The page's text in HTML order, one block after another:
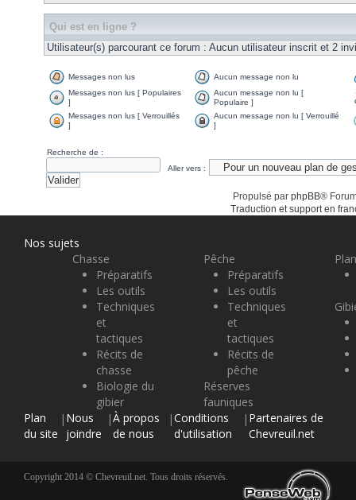
Qui est en ligne ?
Utilisateur(s) parcourant ce forum : Aucun utilisateur inscrit et 2
Messages non lus
Aucun message non lu
Messages non lus [ Populaires
]
Aucun message non lu [
Populaire ]
Messages non lus [ Verrouillés
]
Aucun message non lu [ Verrouillé
]
Recherche de :
Aller vers :
Propulsé par phpBB®
Traduction et support en
Nos sujets
Chasse
Préparatifs
Les outils
Techniques
et
tactiques
Récits de
chasse
Biologie du
gibier
Pêche
Préparatifs
Les outils
Techniques
et
tactiques
Récits de
pêche
Réserves
fauniques
Plan
du site
| Nous
joindre
|À propos
de nous
|Conditions
d'utilisation
| Partenaires de
Chevreuil.net
Copyright 2014 © Chevreuil.net. Tous droits réservés.